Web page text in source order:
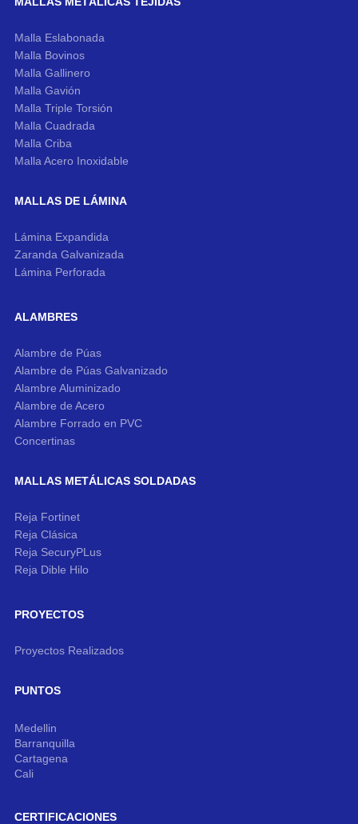
Malla Eslabonada
Malla Bovinos
Malla Gallinero
Malla Gavión
Malla Triple Torsión
Malla Cuadrada
Malla Criba
Malla Acero Inoxidable
MALLAS DE LÁMINA
Lámina Expandida
Zaranda Galvanizada
Lámina Perforada
ALAMBRES
Alambre de Púas
Alambre de Púas Galvanizado
Alambre Aluminizado
Alambre de Acero
Alambre Forrado en PVC
Concertinas
MALLAS METÁLICAS SOLDADAS
Reja Fortinet
Reja Clásica
Reja SecuryPLus
Reja Dible Hilo
PROYECTOS
Proyectos Realizados
PUNTOS
Medellin
Barranquilla
Cartagena
Cali
CERTIFICACIONES